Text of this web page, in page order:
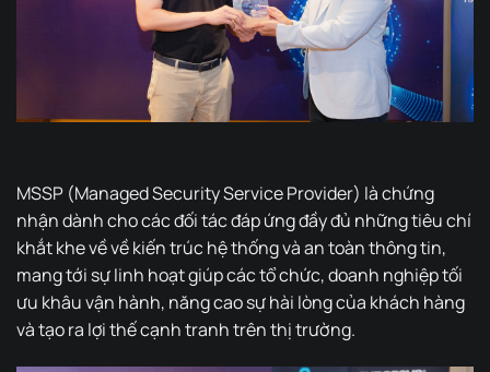
MSSP (Managed Security Service Provider) là chứng
nhận dành cho các đối tác đáp ứng đầy đủ những tiêu chí
khắt khe về về kiến trúc hệ thống và an toàn thông tin,
mang tới sự linh hoạt giúp các tổ chức, doanh nghiệp tối
ưu khâu vận hành, năng cao sự hài lòng của khách hàng
và tạo ra lợi thế cạnh tranh trên thị trường.